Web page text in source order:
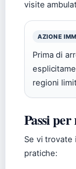
visite
AZIONE
Prima di
regioni
Passi
Se vi trovate
pratiche: